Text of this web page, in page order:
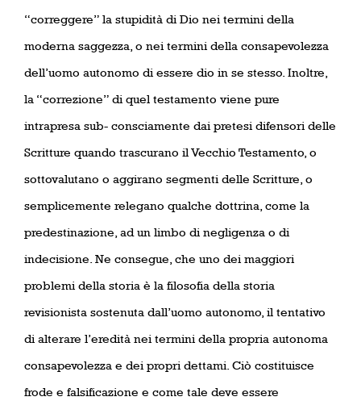
“correggere” la stupidità di Dio nei termini della
moderna saggezza, o nei termini della consapevolezza
dell’uomo autonomo di essere dio in se stesso. Inoltre,
la “correzione” di quel testamento viene pure
intrapresa sub- consciamente dai pretesi difensori delle
Scritture quando trascurano il Vecchio Testamento, o
sottovalutano o aggirano segmenti delle Scritture, o
semplicemente relegano qualche dottrina, come la
predestinazione, ad un limbo di negligenza o di
indecisione. Ne consegue, che uno dei maggiori
problemi della storia è la filosofia della storia
revisionista sostenuta dall’uomo autonomo, il tentativo
di alterare l’eredità nei termini della propria autonoma
consapevolezza e dei propri dettami. Ciò costituisce
frode e falsificazione e come tale deve essere